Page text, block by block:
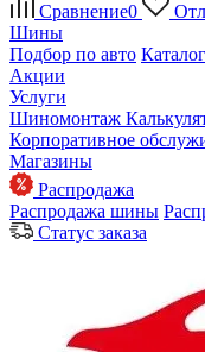
Сравнение0
Шины
Подбор по авто
Акции
Услуги
Шиномонтаж
Корпоративное
Магазины
Распродажа
Распродажа шины
Статус заказа